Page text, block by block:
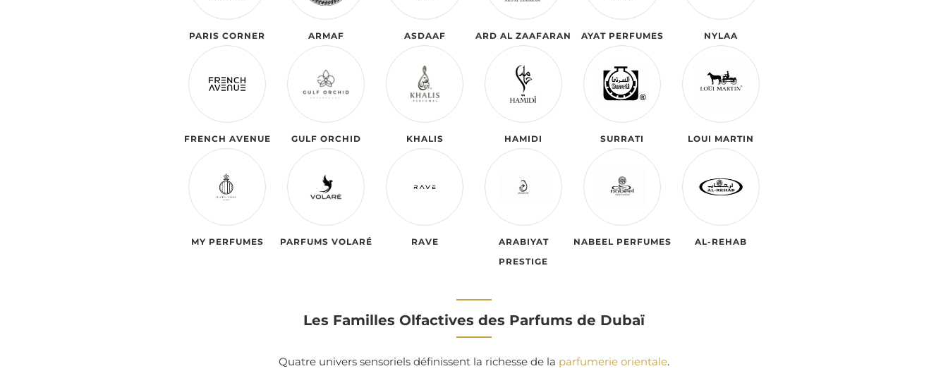
PARIS CORNER ARMAF ASDAAF ARD AL ZAAFARAN AYAT PERFUMES NYLAA
FRENCH AVENUE GULF ORCHID KHALIS HAMIDI SURRATI LOUI MARTIN
MY PERFUMES PARFUMS VOLARÉ RAVE
ARABIYAT
PRESTIGE
NABEEL PERFUMES AL-REHAB
Les Familles Olfactives des Parfums de Dubaï
Quatre univers sensoriels définissent la richesse de la parfumerie orientale.